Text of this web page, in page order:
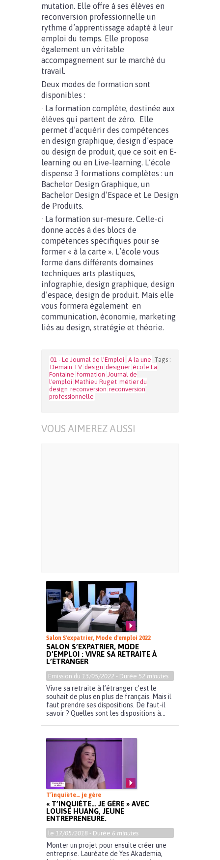
mutation. Elle offre à ses élèves en
reconversion professionnelle un
rythme d’apprentissage adapté à leur
emploi du temps. Elle propose
également un véritable
accompagnement sur le marché du
travail.
Deux modes de formation sont
disponibles :
· La formation complète, destinée aux
élèves qui partent de zéro. Elle
permet d’acquérir des compétences
en design graphique, design d’espace
ou design de produit, que ce soit en E-
learning ou en Live-learning. L’école
dispense 3 formations complètes : un
Bachelor Design Graphique, un
Bachelor Design d’Espace et Le Design
de Produits.
· La formation sur-mesure. Celle-ci
donne accès à des blocs de
compétences spécifiques pour se
former « à la carte ». L’école vous
forme dans différents domaines
techniques arts plastiques,
infographie, design graphique, design
d’espace, design de produit. Mais elle
vous formera également en
communication, économie, marketing
liés au design, stratégie et théorie.
01 - Le Journal de l'Emploi A la une Tags :
Demain TV design designer école La
Fontaine formation Journal de
l'emploi Mathieu Ruget métier du
design reconversion reconversion
professionnelle
VOUS AIMEREZ AUSSI
Salon S'expatrier, Mode d'emploi 2022
SALON S’EXPATRIER, MODE
D’EMPLOI : VIVRE SA RETRAITE À
L’ÉTRANGER
Emission du 13/05/2022 - Durée 52 minutes
Vivre sa retraite à l’étranger c’est le
souhait de plus en plus de français. Mais il
faut prendre ses dispositions. De faut-il
savoir ? Quelles sont les dispositions à...
T’inquiète… je gère
« T’INQUIÈTE… JE GÈRE » AVEC
LOUISE HUANG, JEUNE
ENTREPRENEURE.
le 17/05/2018 - Durée 6 minutes
Monter un projet pour ensuite créer une
entreprise. Lauréate de Yes Akademia,